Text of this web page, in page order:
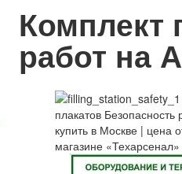
Комплект
работ на